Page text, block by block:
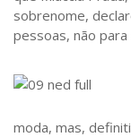
sobrenome,
pessoas, não para
moda, mas,